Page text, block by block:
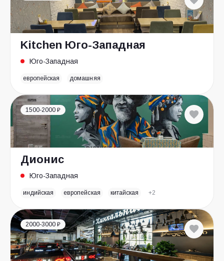
Kitchen Юго-Западная
Юго-Западная
европейская домашняя
1500-2000 ₽
Дионис
Юго-Западная
индийская европейская китайская +2
2000-3000 ₽